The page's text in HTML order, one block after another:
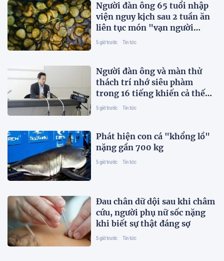
Người đàn ông 65 tuổi nhập
viện nguy kịch sau 2 tuần ăn
liên tục món "vạn người
thích"
5 giờ trước Tin tức
Người đàn ông và màn thử
thách trí nhớ siêu phàm
trong 16 tiếng khiến cả thế
giới kinh ngạc
5 giờ trước Tin tức
Phát hiện con cá "khổng lồ"
nặng gần 700 kg
5 giờ trước Tin tức
Đau chân dữ dội sau khi châm
cứu, người phụ nữ sốc nặng
khi biết sự thật đáng sợ
5 giờ trước Tin tức